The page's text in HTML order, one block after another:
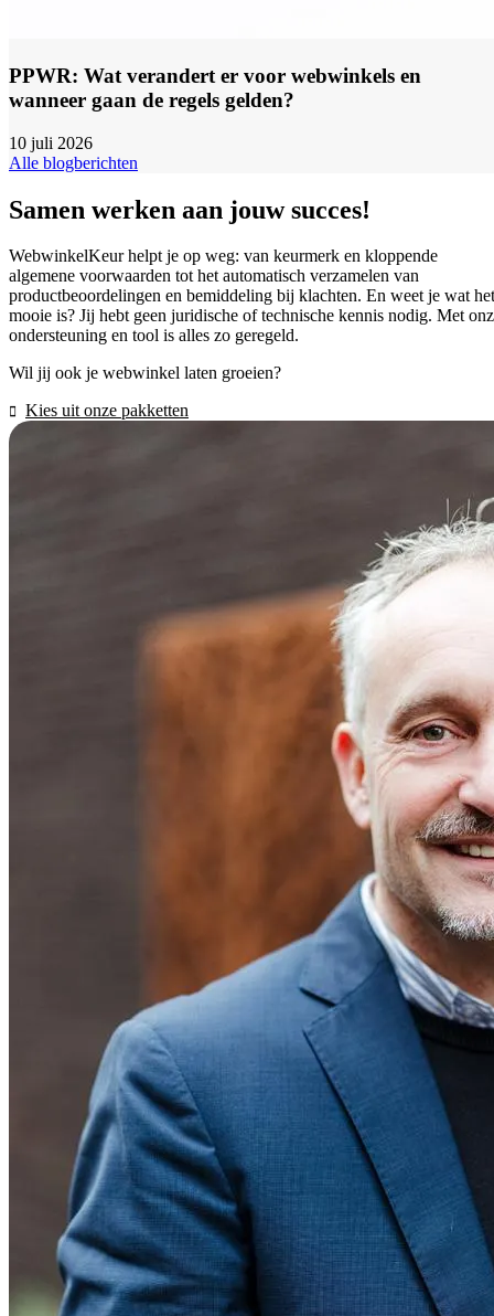
PPWR: Wat verandert er voor webwinkels en
wanneer gaan de regels gelden?
10 juli 2026
Alle blogberichten
Samen werken aan jouw succes!
WebwinkelKeur helpt je op weg: van keurmerk en kloppende
algemene voorwaarden tot het automatisch verzamelen van
productbeoordelingen en bemiddeling bij klachten. En weet je wat het
mooie is? Jij hebt geen juridische of technische kennis nodig. Met
ondersteuning en tool is alles zo geregeld.
Wil jij ook je webwinkel laten groeien?
Kies uit onze pakketten